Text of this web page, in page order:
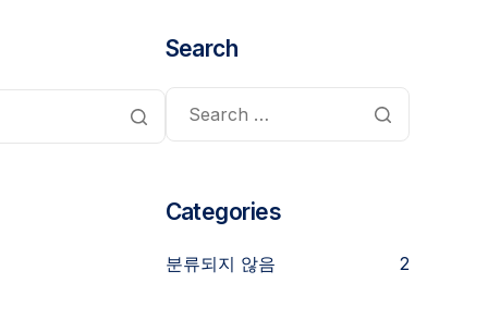
Search
Categories
분류되지 않음 2